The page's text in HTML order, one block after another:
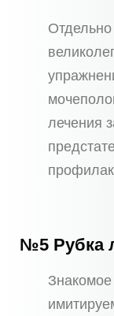
Отдельно
лечения
№5 Рубка